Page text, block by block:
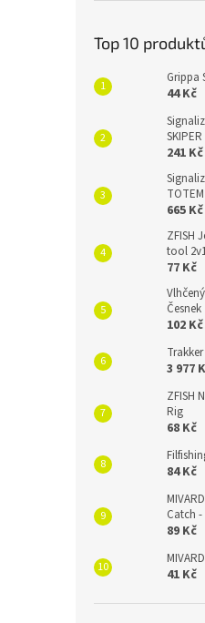
Top 10
Grippa
44 Kč
SKIPER
241 Kč
TOTEM
665 Kč
ZFISH
tool
77 Kč
Česnek
102 Kč
3 977
ZFISH
Rig
68 Kč
84 Kč
Catch
89 Kč
41 Kč